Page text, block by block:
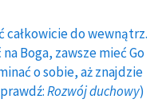
całkowicie do wewnątrz.
Boga, zawsze mieć Go
o sobie, aż znajdzie
Rozwój duchowy)